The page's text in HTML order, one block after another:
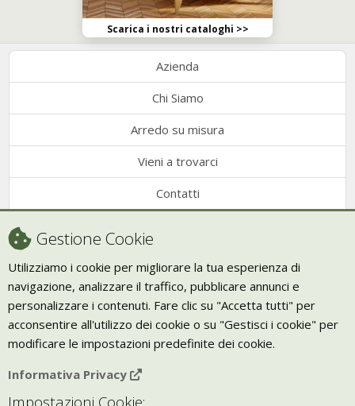
Scarica i nostri cataloghi >>
Azienda
Chi Siamo
Arredo su misura
Vieni a trovarci
Contatti
Trasporto
Giornale Bio
Bio Arredamento
Gestione Cookie
Utilizziamo i cookie per migliorare la tua esperienza di
navigazione, analizzare il traffico, pubblicare annunci e
personalizzare i contenuti. Fare clic su "Accetta tutti" per
acconsentire all'utilizzo dei cookie o su "Gestisci i cookie" per
modificare le impostazioni predefinite dei cookie.
Informativa Privacy
Impostazioni Cookie: